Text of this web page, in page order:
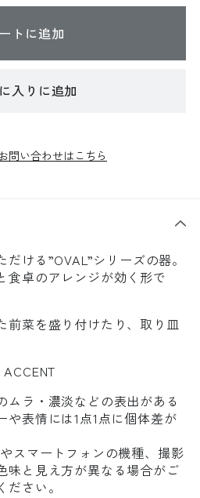
トに追加
入りに追加
問い合わせはこちら
ける”OVAL”シリーズの器。
食卓のアレンジが効く形で
前菜を盛り付けたり、取り皿
ラ・濃淡などの表出がある
や表情には1点1点に個体差が
スマートフォンの機種、撮影
味と見え方が異なる場合がご
さい。